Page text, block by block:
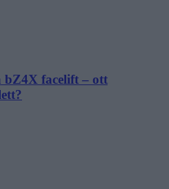
bZ4X facelift – ott